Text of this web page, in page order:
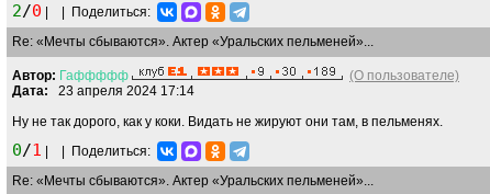
2/0
Поделиться:
Re: «Мечты сбываются». Актер «Уральских пельменей»...
Автор: Гаффффф
(О пользователе)
Дата: 23 апреля 2024 17:14
Ну не так дорого, как у коки. Видать не жируют они там, в пельменях.
0/1
Поделиться:
Re: «Мечты сбываются». Актер «Уральских пельменей»...